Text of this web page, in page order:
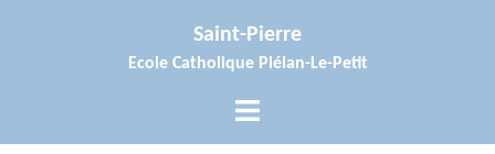
Saint-Pierre
Ecole Catholique Plélan-Le-Petit
Ouvrir/fermer